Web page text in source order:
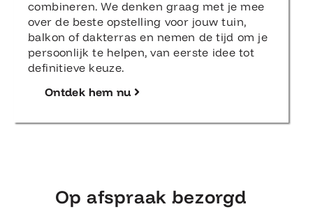
combineren. We denken graag met je mee
over de beste opstelling voor jouw tuin,
balkon of dakterras en nemen de tijd om je
persoonlijk te helpen, van eerste idee tot
definitieve keuze.
Ontdek hem nu
Op afspraak bezorgd